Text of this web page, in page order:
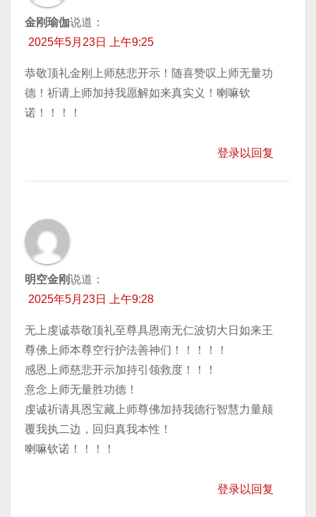
金刚瑜伽说道：
2025年5月23日 上午9:25
恭敬顶礼金刚上师慈悲开示！随喜赞叹上师无量功
德！祈请上师加持我愿解如来真实义！喇嘛钦
诺！！！！
登录以回复
明空金刚说道：
2025年5月23日 上午9:28
无上虔诚恭敬顶礼至尊具恩南无仁波切大日如来王
尊佛上师本尊空行护法善神们！！！！！
感恩上师慈悲开示加持引领救度！！！
意念上师无量胜功德！
虔诚祈请具恩宝藏上师尊佛加持我德行智慧力量颠
覆我执二边，回归真我本性！
喇嘛钦诺！！！！
登录以回复